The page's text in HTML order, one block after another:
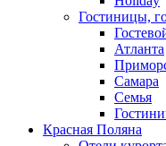
Гостиницы,
Атланта
Самара
Семья
Красная Поляна